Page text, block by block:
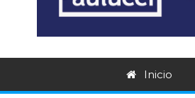
Inicio